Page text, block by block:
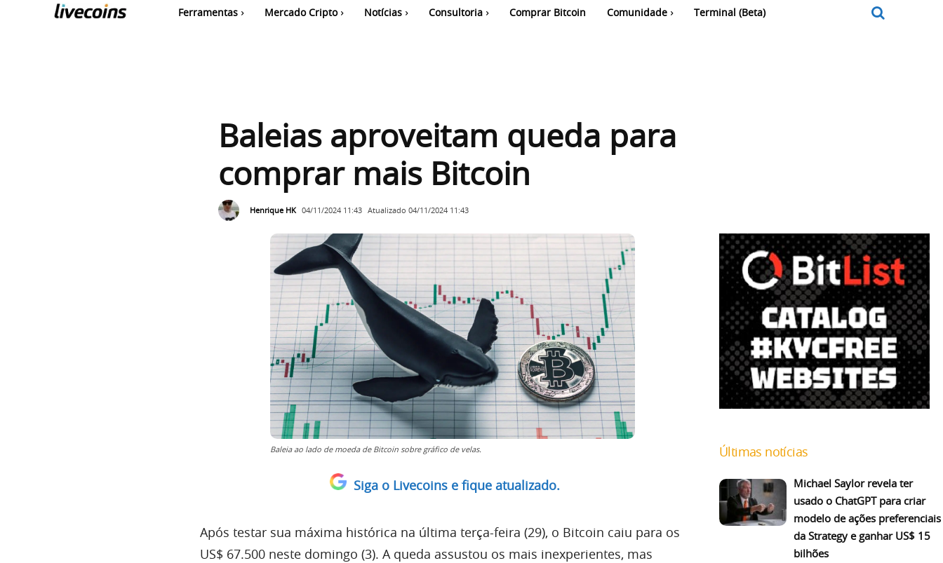
Ferramentas Mercado Cripto Notícias Consultoria Comprar Bitcoin Comunidade Terminal (Beta)
Baleias aproveitam queda para
comprar mais Bitcoin
Henrique HK 04/11/2024 11:43 Atualizado 04/11/2024 11:43
Baleia ao lado de moeda de Bitcoin sobre gráfico de velas.
Siga o Livecoins e fique atualizado.
Após testar sua máxima histórica na última terça-feira (29), o Bitcoin caiu para os
US$ 67.500 neste domingo (3). A queda assustou os mais inexperientes, mas
Últimas notícias
Michael Saylor revela ter
usado o ChatGPT para criar
modelo de ações preferenciais
da Strategy e ganhar US$ 15
bilhões